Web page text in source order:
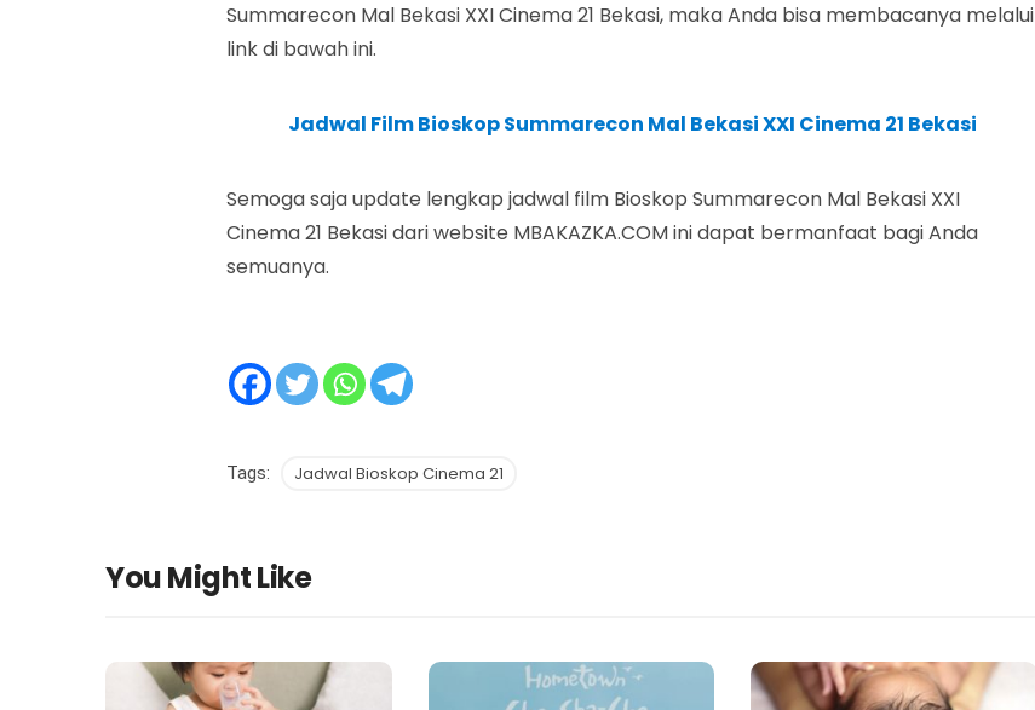
Summarecon Mal Bekasi XXI Cinema 21 Bekasi, maka Anda bisa membacanya melalui
link di bawah ini.
Jadwal Film Bioskop Summarecon Mal Bekasi XXI Cinema 21 Bekasi
Semoga saja update lengkap jadwal film Bioskop Summarecon Mal Bekasi XXI
Cinema 21 Bekasi dari website MBAKAZKA.COM ini dapat bermanfaat bagi Anda
semuanya.
Tags: Jadwal Bioskop Cinema 21
You Might Like